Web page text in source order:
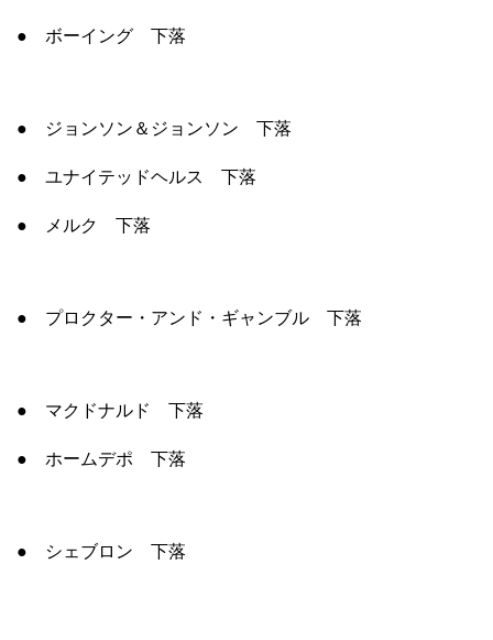
● ボーイング 下落
● ジョンソン＆ジョンソン 下落
● ユナイテッドヘルス 下落
● メルク 下落
● プロクター・アンド・ギャンブル 下落
● マクドナルド 下落
● ホームデポ 下落
● シェブロン 下落